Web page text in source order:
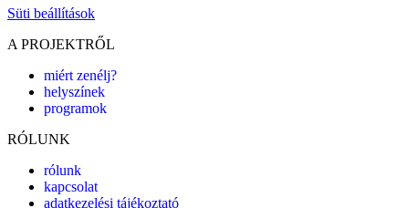
Süti beállítások
A PROJEKTRŐL
miért zenélj?
helyszínek
programok
RÓLUNK
rólunk
kapcsolat
adatkezelési tájékoztató